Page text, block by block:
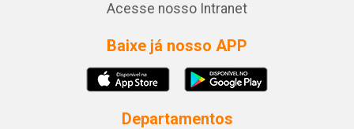
Acesse nosso Intranet
Baixe já nosso APP
Departamentos